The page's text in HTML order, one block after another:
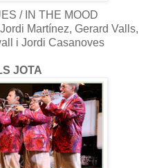
/ IN THE MOOD
Martínez, Gerard Valls,
i Jordi Casanoves
JOTA